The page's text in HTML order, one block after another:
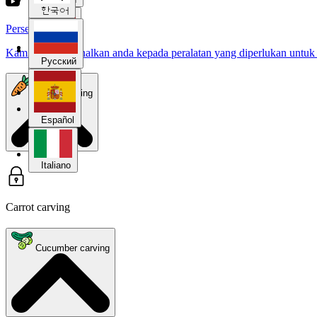
Español
Italiano
한국어
Русский
Español
Italiano
Persediaan
Kami memperkenalkan anda kepada peralatan yang diperlukan
Carrot carving
Carrot carving
Cucumber carving